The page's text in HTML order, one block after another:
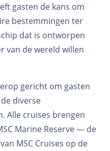
gasten de kans om
bestemmingen ter
dat is ontworpen
van de wereld willen
gericht om gasten
diverse
Alle cruises brengen
Marine Reserve — de
MSC Cruises op de